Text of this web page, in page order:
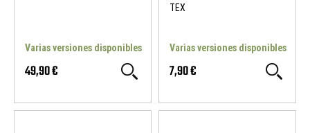
Varias versiones disponibles
49,90 €
TEX
Varias versiones disponibles
7,90 €